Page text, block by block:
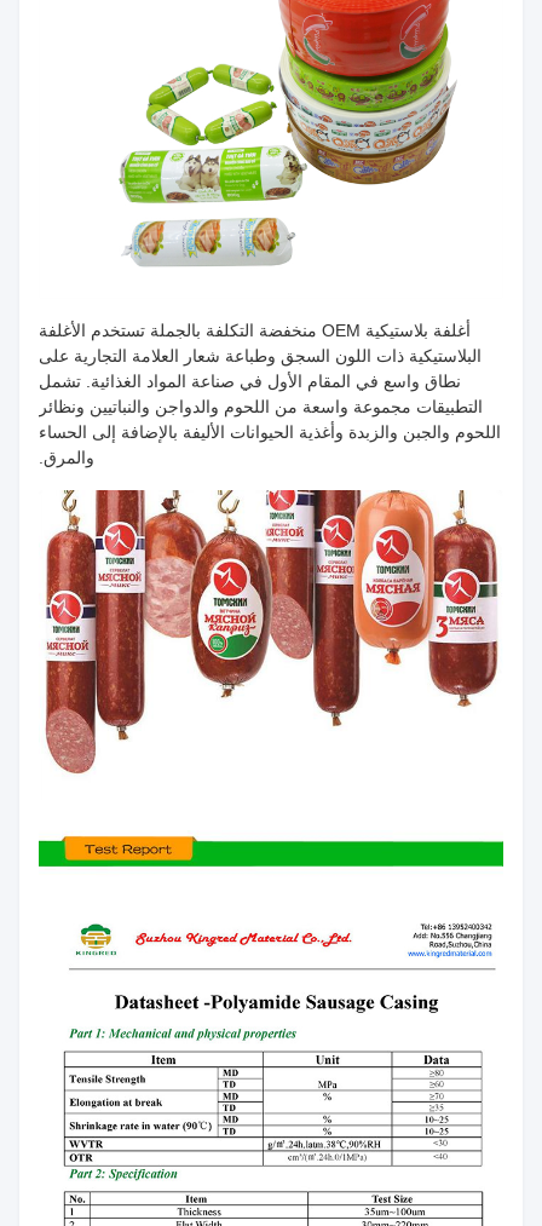
أغلفة بلاستيكية OEM منخفضة التكلفة بالجملة تستخدم الأغلفة
البلاستيكية ذات اللون السجق وطباعة شعار العلامة التجارية على
نطاق واسع في المقام الأول في صناعة المواد الغذائية. تشمل
التطبيقات مجموعة واسعة من اللحوم والدواجن والنباتيين ونظائر
اللحوم والجبن والزبدة وأغذية الحيوانات الأليفة بالإضافة إلى الحساء
والمرق.